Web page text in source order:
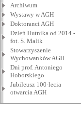
Archiwum
Wystawy w AGH
Doktoranci AGH
Dzień Hutnika od 2014 -
fot. S. Malik
Stowarzyszenie
Wychowanków AGH
Dni prof. Antoniego
Hoborskiego
Jubileusz 100-lecia
otwarcia AGH